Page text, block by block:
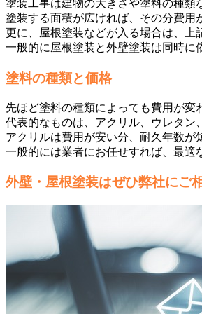
塗装工事は建物の大きさや塗料の種類
塗装する面積が広ければ、その分費用
更に、屋根塗装などが入る場合は、上
一般的に屋根塗装と外壁塗装は同時に
塗料の種類と価格
先ほど塗料の種類によっても費用が変
代表的なものは、アクリル、ウレタン
アクリルは費用が安い分、耐久年数が
一般的には業者にお任せすれば、最適
外壁・屋根塗装はぜひ弊社にご